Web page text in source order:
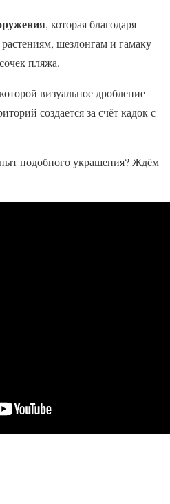
, которая благодаря
шезлонгам и гамаку
пляжа.
визуальное дробление
создается за счёт кадок с
подобного украшения? Ждём